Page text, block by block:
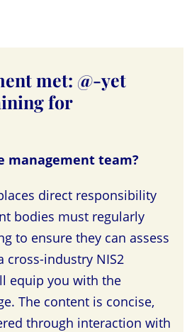
met: @-yet
for
management team?
direct responsibility
bodies must regularly
to ensure they can assess
cross-industry NIS2
equip you with the
The content is concise,
through interaction with